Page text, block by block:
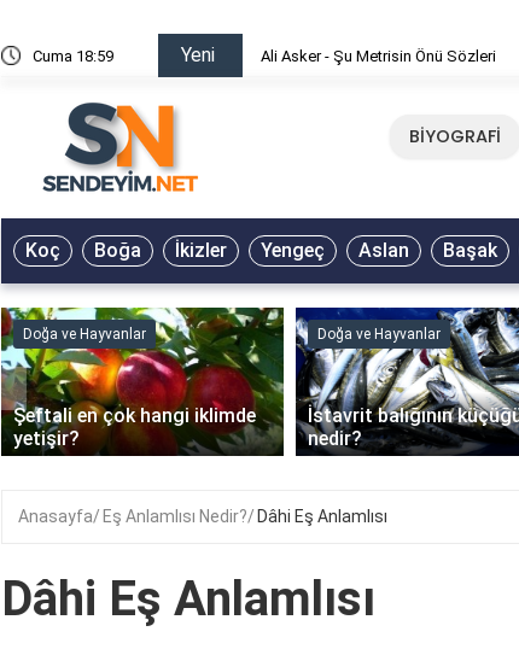
Cuma 18:59 Yeni Ali Asker - Şu Metrisin Önü Sözleri
BİYOGRAFİ
Koç Boğa İkizler Yengeç Aslan Başak
Doğa ve Hayvanlar
Şeftali en çok hangi iklimde
yetişir?
Doğa ve Hayvanlar
İstavrit balığının
nedir?
‹
Anasayfa Eş Anlamlısı Nedir? Dâhi Eş Anlamlısı
Dâhi Eş Anlamlısı